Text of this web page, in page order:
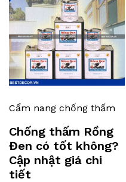
Cẩm nang chống thấm
Chống thấm Rồng
Đen có tốt không?
Cập nhật giá chi
tiết